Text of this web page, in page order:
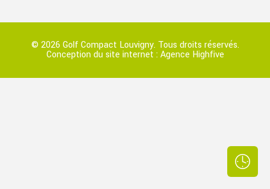
© 2026 Golf Compact Louvigny. Tous droits réservés.
Conception du site internet :Agence Highfive